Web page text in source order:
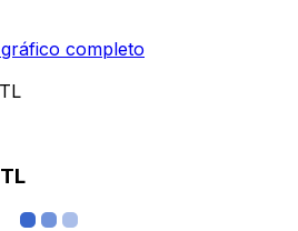
completo